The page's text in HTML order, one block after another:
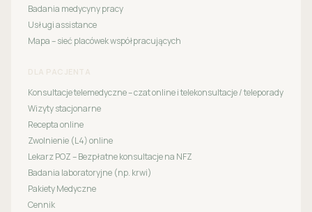
Badania medycyny pracy
Usługi assistance
Mapa – sieć placówek współpracujących
DLA PACJENTA
Konsultacje telemedyczne – czat online i telekonsultacje / teleporady
Wizyty stacjonarne
Recepta online
Zwolnienie (L4) online
Lekarz POZ – Bezpłatne konsultacje na NFZ
Badania laboratoryjne (np. krwi)
Pakiety Medyczne
Cennik